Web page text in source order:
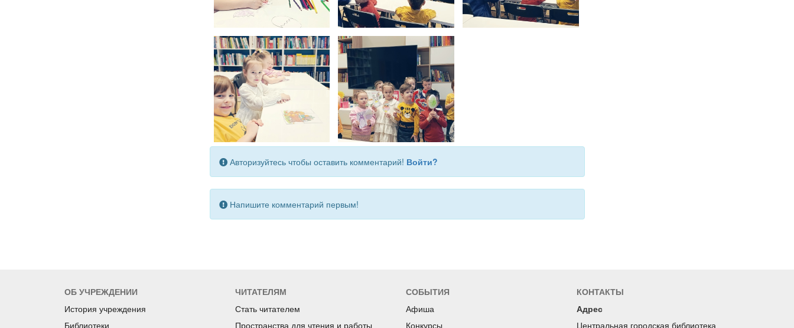
Авторизуйтесь чтобы оставить комментарий! Войти?
Напишите комментарий первым!
ОБ УЧРЕЖДЕНИИ
История учреждения
Библиотеки
ЧИТАТЕЛЯМ
Стать читателем
Пространства для чтения и работы
СОБЫТИЯ
Афиша
Конкурсы
КОНТАКТЫ
Адрес
Центральная городская библиотека